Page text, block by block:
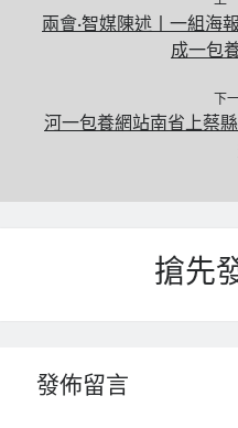
兩會·智媒陳述丨一組海
成一包
下
河一包養網站南省上蔡
搶先
發佈留言